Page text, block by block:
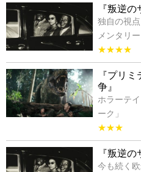
『叛逆
独自の視
メンタリー
★★★★
『プリ
争』
ホラーテ
ーク」
★★★
『叛逆
今も続く